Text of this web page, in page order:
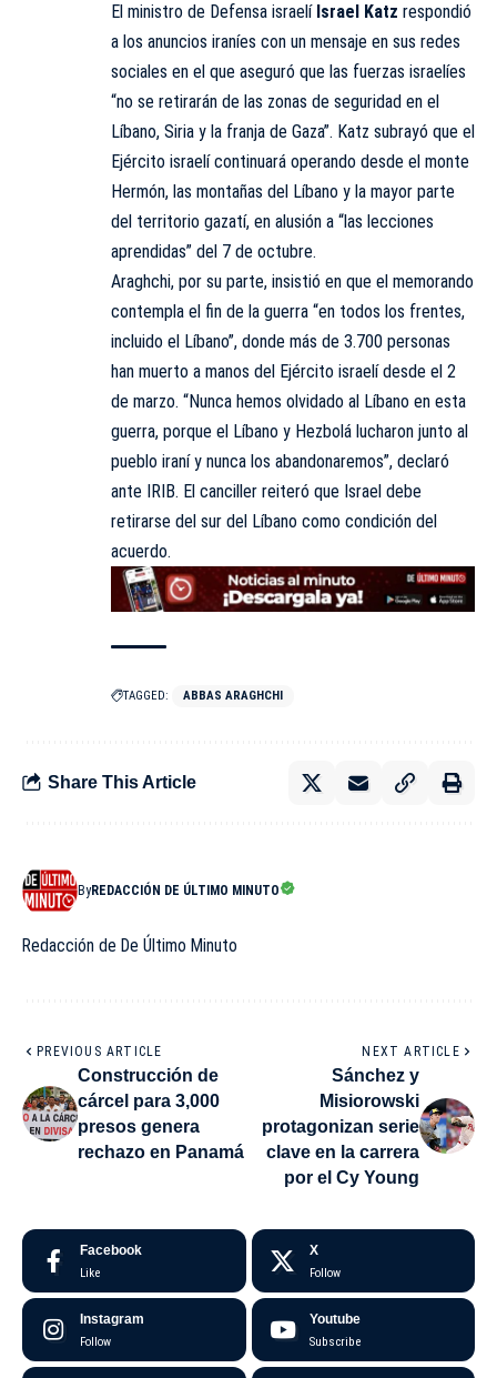
El ministro de Defensa israelí Israel Katz respondió
a los anuncios iraníes con un mensaje en sus redes
sociales en el que aseguró que las fuerzas israelíes
“no se retirarán de las zonas de seguridad en el
Líbano, Siria y la franja de Gaza”. Katz subrayó que el
Ejército israelí continuará operando desde el monte
Hermón, las montañas del Líbano y la mayor parte
del territorio gazatí, en alusión a “las lecciones
aprendidas” del 7 de octubre.
Araghchi, por su parte, insistió en que el memorando
contempla el fin de la guerra “en todos los frentes,
incluido el Líbano”, donde más de 3.700 personas
han muerto a manos del Ejército israelí desde el 2
de marzo. “Nunca hemos olvidado al Líbano en esta
guerra, porque el Líbano y Hezbolá lucharon junto al
pueblo iraní y nunca los abandonaremos”, declaró
ante IRIB. El canciller reiteró que Israel debe
retirarse del sur del Líbano como condición del
acuerdo.
TAGGED: ABBAS ARAGHCHI
Share This Article
ByREDACCIÓN DE ÚLTIMO MINUTO
Redacción de De Último Minuto
PREVIOUS ARTICLE
Construcción de
cárcel para 3,000
presos genera
rechazo en Panamá
NEXT ARTICLE
Sánchez y
Misiorowski
protagonizan serie
clave en la carrera
por el Cy Young
Facebook
Like
X
Follow
Instagram
Follow
Youtube
Subscribe